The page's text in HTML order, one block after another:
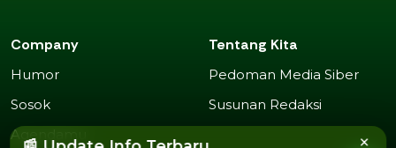
Company
Humor
Sosok
Agendamu
Tentang Kita
Pedoman Media Siber
Susunan Redaksi
×